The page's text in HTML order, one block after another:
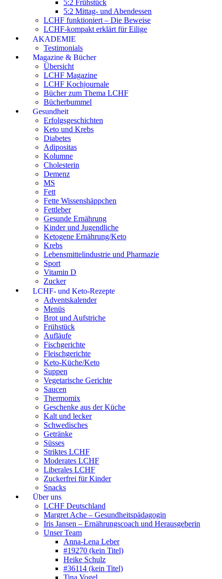
5:2 Frühstück
5:2 Mittag- und Abendessen
LCHF funktioniert – Die Beweise
LCHF-kompakt erklärt für Eilige
AKADEMIE
Testimonials
Magazine & Bücher
Übersicht
LCHF Magazine
LCHF Kochjournale
Bücher zum Thema LCHF
Bücherbummel
Gesundheit
Erfolgsgeschichten
Keto und Krebs
Diabetes
Adipositas
Kolumne
Cholesterin
Demenz
MS
Fett
Fette Wissenshäppchen
Fettleber
Gesunde Ernährung
Kinder und Jugendliche
Ketogene Ernährung/Keto
Krebs
Lebensmittelindustrie und Pharmazie
Sport
Vitamin D
Zucker
LCHF- und Keto-Rezepte
Adventskalender
Menüs
Brot und Aufstriche
Frühstück
Aufläufe
Fischgerichte
Fleischgerichte
Keto-Küche/Keto
Suppen
Vegetarische Gerichte
Saucen
Thermomix
Geschenke aus der Küche
Kalt und lecker
Schwedisches
Getränke
Süsses
Striktes LCHF
Moderates LCHF
Liberales LCHF
Zuckerfrei für Kinder
Snacks
Über uns
LCHF Deutschland
Margret Ache – Gesundheitspädagogin
Iris Jansen – Ernährungscoach und Herausgeberin
Unser Team
Anna-Lena Leber
#19270 (kein Titel)
Heike Schulz
#36114 (kein Titel)
Tina Vogel